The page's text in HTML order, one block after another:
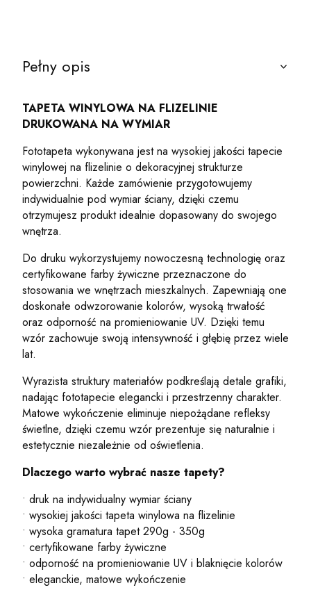
Pełny opis
TAPETA WINYLOWA NA FLIZELINIE
DRUKOWANA NA WYMIAR
Fototapeta wykonywana jest na wysokiej jakości tapecie
winylowej na flizelinie o dekoracyjnej strukturze
powierzchni. Każde zamówienie przygotowujemy
indywidualnie pod wymiar ściany, dzięki czemu
otrzymujesz produkt idealnie dopasowany do swojego
wnętrza.
Do druku wykorzystujemy nowoczesną technologię oraz
certyfikowane farby żywiczne przeznaczone do
stosowania we wnętrzach mieszkalnych. Zapewniają one
doskonałe odwzorowanie kolorów, wysoką trwałość
oraz odporność na promieniowanie UV. Dzięki temu
wzór zachowuje swoją intensywność i głębię przez wiele
lat.
Wyrazista struktury materiałów podkreślają detale grafiki,
nadając fototapecie elegancki i przestrzenny charakter.
Matowe wykończenie eliminuje niepożądane refleksy
świetlne, dzięki czemu wzór prezentuje się naturalnie i
estetycznie niezależnie od oświetlenia.
Dlaczego warto wybrać nasze tapety?
• druk na indywidualny wymiar ściany
• wysokiej jakości tapeta winylowa na flizelinie
• wysoka gramatura tapet 290g - 350g
• certyfikowane farby żywiczne
• odporność na promieniowanie UV i blaknięcie kolorów
• eleganckie, matowe wykończenie